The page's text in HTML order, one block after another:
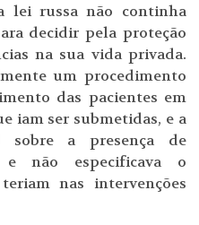
lei russa não continha
decidir pela proteção
na sua vida privada.
um procedimento
das pacientes em
iam ser submetidas, e a
sobre a presença de
e não especificava o
nas intervenções